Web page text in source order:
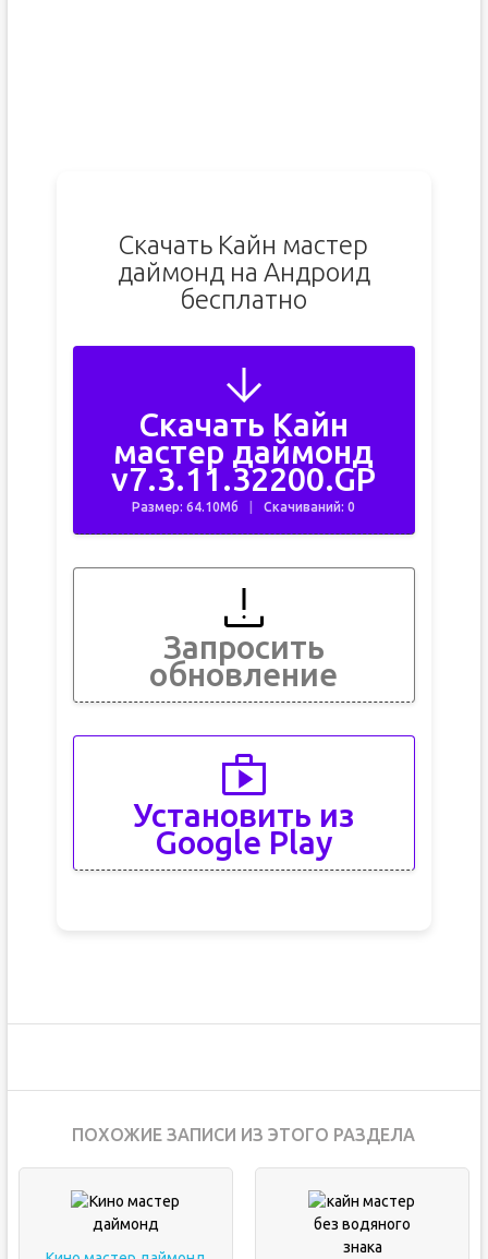
Скачать Кайн мастер
даймонд на Андроид
бесплатно
Скачать Кайн
мастер даймонд
v7.3.11.32200.GP
Размер: 64.10Мб Скачиваний: 0
Запросить
обновление
Установить из
Google Play
ПОХОЖИЕ ЗАПИСИ ИЗ ЭТОГО РАЗДЕЛА